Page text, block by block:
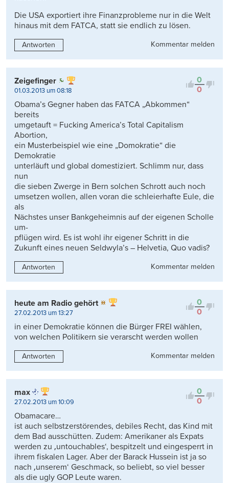
Die USA exportiert ihre Finanzprobleme nur in die Welt
hinaus mit dem FATCA, statt sie endlich zu lösen.
Antworten Kommentar melden
0
0
Zeigefinger
01.03.2013 um 08:18
Obama’s Gegner haben das FATCA „Abkommen“
bereits
umgetauft = Fucking America’s Total Capitalism
Abortion,
ein Musterbeispiel wie eine „Domokratie“ die
Demokratie
unterläuft und global domestiziert. Schlimm nur, dass
nun
die sieben Zwerge in Bern solchen Schrott auch noch
umsetzen wollen, allen voran die schleierhafte Eule, die
als
Nächstes unser Bankgeheimnis auf der eigenen Scholle
um-
pflügen wird. Es ist wohl ihr eigener Schritt in die
Zukunft eines neuen Seldwyla’s – Helvetia, Quo vadis?
Antworten Kommentar melden
0
0
heute am Radio gehört
27.02.2013 um 13:27
in einer Demokratie können die Bürger FREI wählen,
von welchen Politikern sie verarscht werden wollen
Antworten Kommentar melden
0
0
max
27.02.2013 um 10:09
Obamacare…
ist auch selbstzerstörendes, debiles Recht, das Kind mit
dem Bad ausschütten. Zudem: Amerikaner als Expats
werden zu ‚untouchables‘, bespitzelt und eingesperrt in
ihrem fiskalen Lager. Aber der Barack Hussein ist ja so
nach ‚unserem‘ Geschmack, so beliebt, so viel besser
als die ugly GOP Leute waren.